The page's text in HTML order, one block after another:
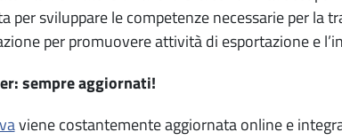
per sviluppare le competenze necessarie per la
per promuovere attività di esportazione e
sempre aggiornati!
viene costantemente aggiornata online e